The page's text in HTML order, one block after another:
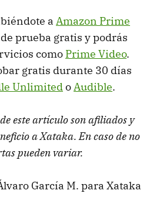
a Amazon Prime
prueba gratis y podrás
como Prime Video.
gratis durante 30 días
Unlimited o Audible.
este artículo son afiliados y
a Xataka. En caso de no
pueden variar.
García M. para Xataka